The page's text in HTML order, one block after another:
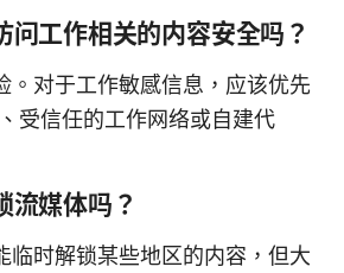
问工作相关的内容安全吗？
。对于工作敏感信息，应该优先
受信任的工作网络或自建代
流媒体吗？
临时解锁某些地区的内容，但大